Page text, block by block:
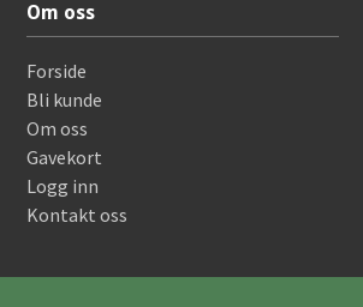
Om oss
Forside
Bli kunde
Om oss
Gavekort
Logg inn
Kontakt oss